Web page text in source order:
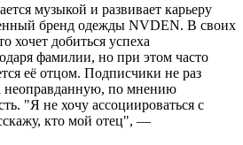
музыкой и развивает карьеру
бренд одежды NVDEN. В своих
хочет добиться успеха
фамилии, но при этом часто
её отцом. Подписчики не раз
неоправданную, по мнению
"Я не хочу ассоциироваться с
кто мой отец", —